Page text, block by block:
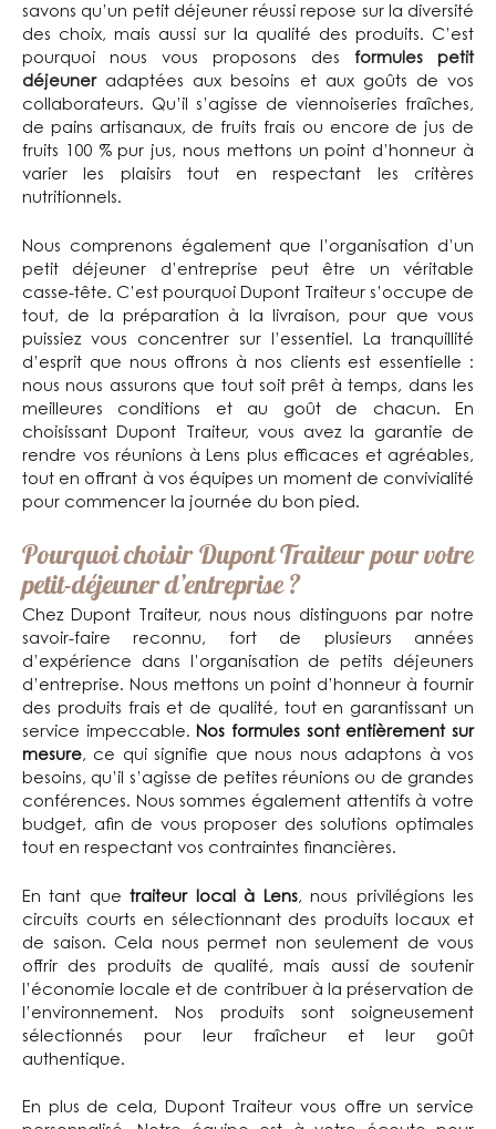
savons qu’un petit déjeuner réussi repose sur la diversité
des choix, mais aussi sur la qualité des produits. C’est
pourquoi nous vous proposons des formules petit
déjeuneradaptées aux besoins et aux goûts de vos
collaborateurs. Qu’il s’agisse de viennoiseries fraîches,
de pains artisanaux, de fruits frais ou encore de jus de
fruits 100 % pur jus, nous mettons un point d’honneur à
varier les plaisirs tout en respectant les critères
nutritionnels.
Nous comprenons également que l’organisation d’un
petit déjeuner d’entreprise peut être un véritable
casse-tête. C’est pourquoi Dupont Traiteur s’occupe de
tout, de la préparation à la livraison, pour que vous
puissiez vous concentrer sur l’essentiel. La tranquillité
d’esprit que nous offrons à nos clients est essentielle :
nous nous assurons que tout soit prêt à temps, dans les
meilleures conditions et au goût de chacun. En
choisissant Dupont Traiteur, vous avez la garantie de
rendre vos réunions à Lens plus efficaces et agréables,
tout en offrant à vos équipes un moment de convivialité
pour commencer la journée du bon pied.
Pourquoi choisir Dupont Traiteur pour votre
petit-déjeuner d’entreprise ?
Chez Dupont Traiteur, nous nous distinguons par notre
savoir-faire reconnu, fort de plusieurs années
d’expérience dans l’organisation de petits déjeuners
d’entreprise. Nous mettons un point d’honneur à fournir
des produits frais et de qualité, tout en garantissant un
service impeccable.Nos formules sont entièrement sur
mesure, ce qui signifie que nous nous adaptons à vos
besoins, qu’il s’agisse de petites réunions ou de grandes
conférences. Nous sommes également attentifs à votre
budget, afin de vous proposer des solutions optimales
tout en respectant vos contraintes financières.
En tant quetraiteur local à Lens, nous privilégions les
circuits courts en sélectionnant des produits locaux et
de saison. Cela nous permet non seulement de vous
offrir des produits de qualité, mais aussi de soutenir
l’économie locale et de contribuer à la préservation de
l’environnement. Nos produits sont soigneusement
sélectionnés pour leur fraîcheur et leur goût
authentique.
En plus de cela, Dupont Traiteur vous offre un service